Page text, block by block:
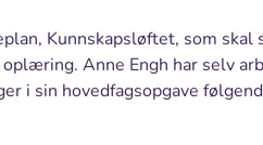
Kunnskapsløftet, som skal
Anne Engh har selv
i sin hovedfagsopgave